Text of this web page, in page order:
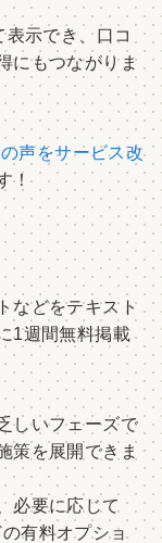
表示でき、口コ
にもつながりま
声をサービス改
！
などをテキスト
1週間無料掲載
しいフェーズで
策を展開できま
必要に応じて
有料オプショ